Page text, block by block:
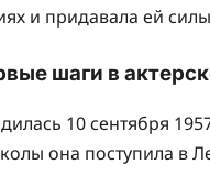
и придавала ей
шаги в
10 сентября
она поступила в